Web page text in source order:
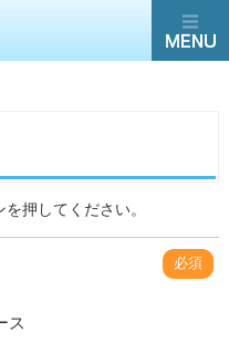
押してください。
必須
ス